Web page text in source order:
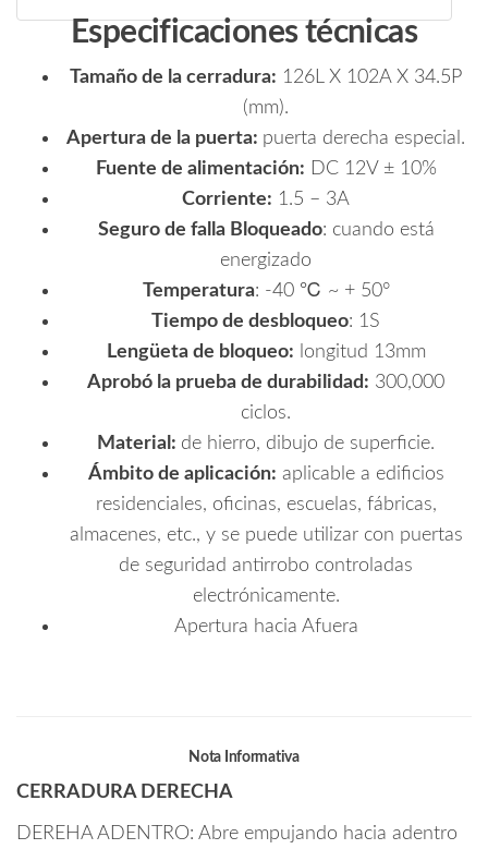
Especificaciones técnicas
Tamaño de la cerradura: 126L X 102A X 34.5P
(mm).
Apertura de la puerta: puerta derecha especial.
Fuente de alimentación: DC 12V ± 10%
Corriente: 1.5 – 3A
Seguro de falla Bloqueado: cuando está
energizado
Temperatura: -40 ℃ ~ + 50°
Tiempo de desbloqueo: 1S
Lengüeta de bloqueo: longitud 13mm
Aprobó la prueba de durabilidad: 300,000
ciclos.
Material: de hierro, dibujo de superficie.
Ámbito de aplicación: aplicable a edificios
residenciales, oficinas, escuelas, fábricas,
almacenes, etc., y se puede utilizar con puertas
de seguridad antirrobo controladas
electrónicamente.
Apertura hacia Afuera
Nota Informativa
CERRADURA DERECHA
DEREHA ADENTRO: Abre empujando hacia adentro